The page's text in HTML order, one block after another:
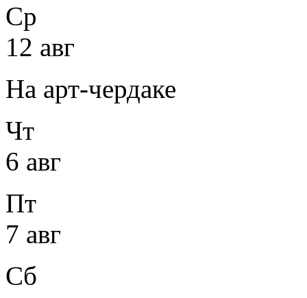
Ср
12 авг
На арт-чердаке
Чт
6 авг
Пт
7 авг
Сб